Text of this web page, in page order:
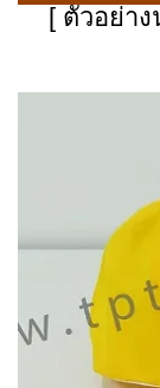
[ ตัวอย่า